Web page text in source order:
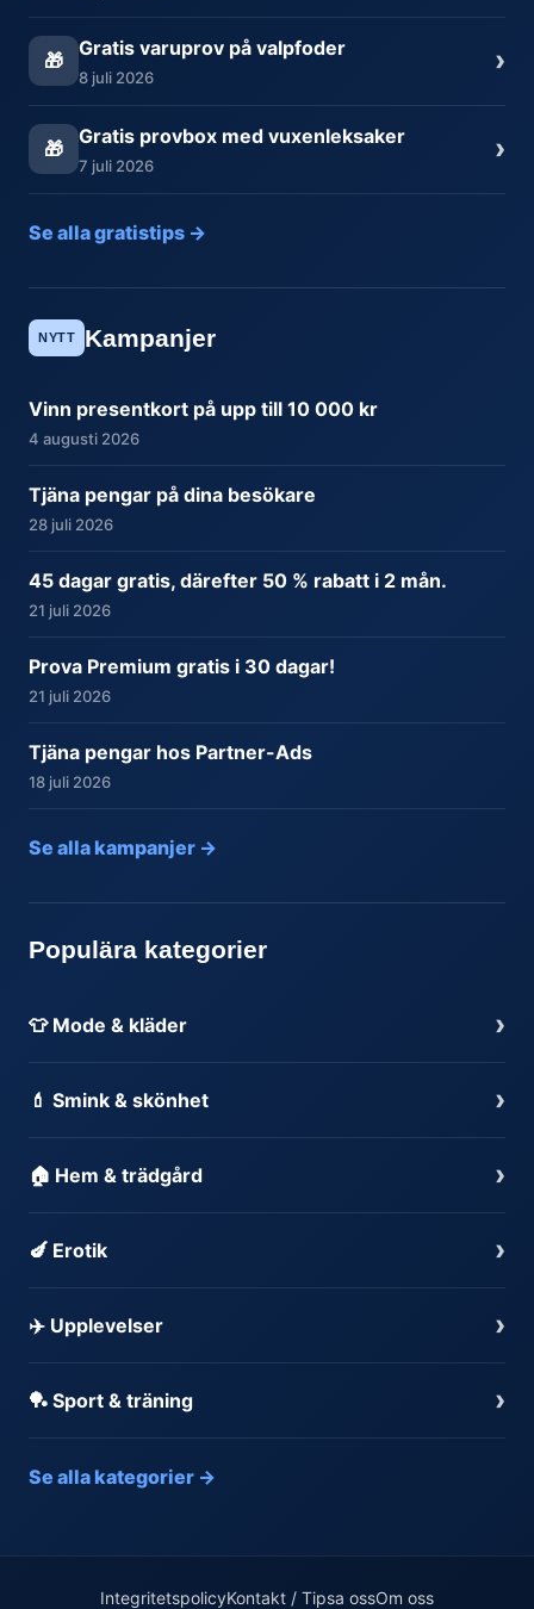
🎁
Gratis varuprov på valpfoder
8 juli 2026 ›
🎁
Gratis provbox med vuxenleksaker
7 juli 2026 ›
Se alla gratistips →
NYTT Kampanjer
Vinn presentkort på upp till 10 000 kr
4 augusti 2026
Tjäna pengar på dina besökare
28 juli 2026
45 dagar gratis, därefter 50 % rabatt i 2 mån.
21 juli 2026
Prova Premium gratis i 30 dagar!
21 juli 2026
Tjäna pengar hos Partner-Ads
18 juli 2026
Se alla kampanjer →
Populära kategorier
👕 Mode & kläder ›
💄 Smink & skönhet ›
🏠 Hem & trädgård ›
🍆 Erotik ›
✈️ Upplevelser ›
🏓 Sport & träning ›
Se alla kategorier →
IntegritetspolicyKontakt / Tipsa ossOm oss